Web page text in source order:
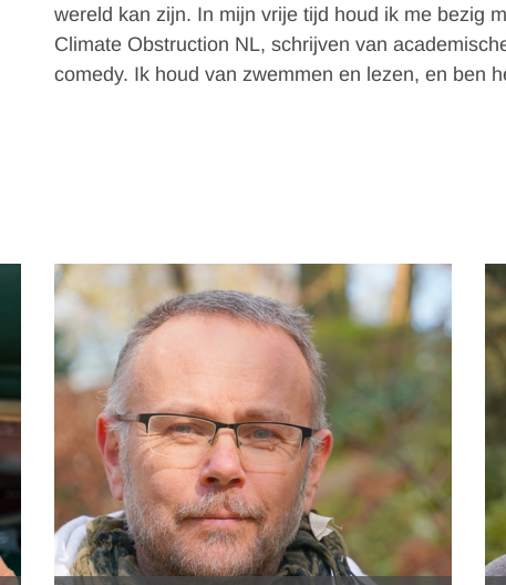
wereld kan zijn. In mijn vrije tijd houd ik me bezig
Climate Obstruction NL, schrijven van
comedy. Ik houd van zwemmen en lezen, en ben